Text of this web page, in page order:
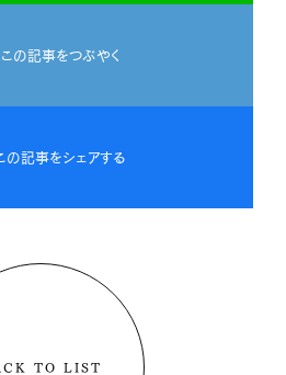
この記事をつぶやく
の記事をシェアする
TO LIST